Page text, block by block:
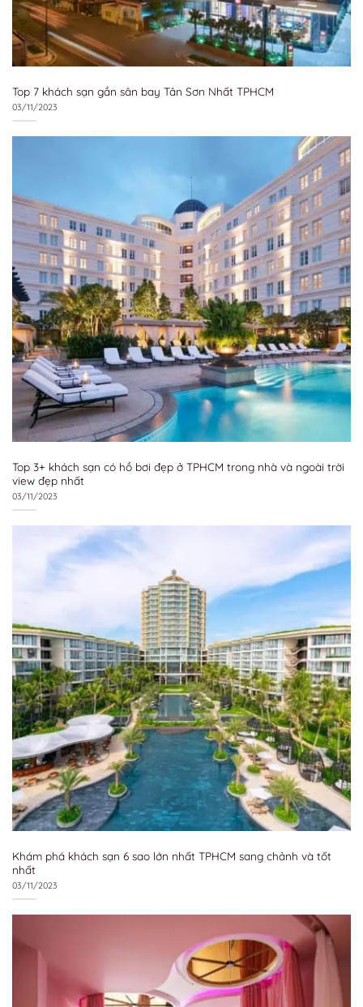
Top 7 khách sạn gần sân bay Tân Sơn Nhất TPHCM
03/11/2023
Top 3+ khách sạn có hồ bơi đẹp ở TPHCM trong nhà và ngoài trời
view đẹp nhất
03/11/2023
Khám phá khách sạn 6 sao lớn nhất TPHCM sang chảnh và tốt
nhất
03/11/2023